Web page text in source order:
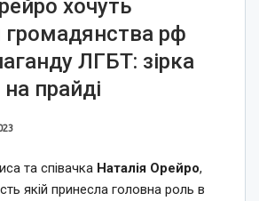
хочуть
громадянства рф
ЛГБТ: зірка
прайді
та співачка Наталія Орейро,
якій принесла головна роль в